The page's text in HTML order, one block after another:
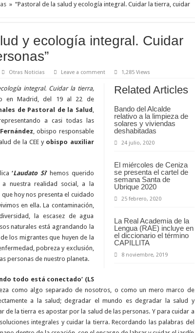
» “Pastoral de la salud y ecología integral. Cuidar la tierra, cuidar
y ecología integral. Cuidar
Otras Noticias Leave a comment 1,285 Views
Related Articles
Bando del Alcalde
relativo a la limpieza de
solares y viviendas
deshabitadas
24 julio, 2020
El miércoles de Ceniza
se presenta el cartel de
semana Santa de
Ubrique 2020
25 febrero, 2020
La Real Academia de la
Lengua (RAE) incluye en
el diccionario el término
CAPILLITA
8 noviembre, 2019
integral. Cuidar la tierra,
en Madrid, del 19 al 22 de
de Pastoral de la Salud
a casi todas las
, obispo responsable
de la CEE y obispo auxiliar
‘Laudato Si’hemos querido
a nuestra realidad social, a la
hoy nos presenta el cuidado
en ella. La contaminación,
la escasez de agua
naturales está agrandando la
los migrantes que huyen de la
pobreza y exclusión,
personas de nuestro planeta.
todo está conectado’ (LS
como algo separado de nosotros, o como un mero marco de
a la salud; degradar el mundo es degradar la salud y
de la tierra es apostar por la salud de las personas. Y para cuidar a
integrales y cuidar la tierra. Recordando las palabras del